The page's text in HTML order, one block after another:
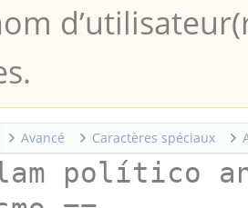
Avancé Caractères spéciaux